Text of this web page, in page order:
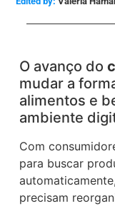
O avanço do
mudar a
alimentos e
ambiente
Com
para buscar
precisam